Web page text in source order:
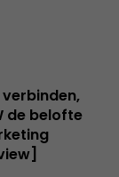
de belofte